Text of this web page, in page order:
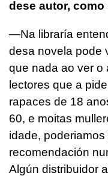
dese autor,
—Na libraría
desa novela pode
que nada ao ver o
lectores que a
rapaces de 18
60, e moitas
idade,
recomendación
Algún distribuidor